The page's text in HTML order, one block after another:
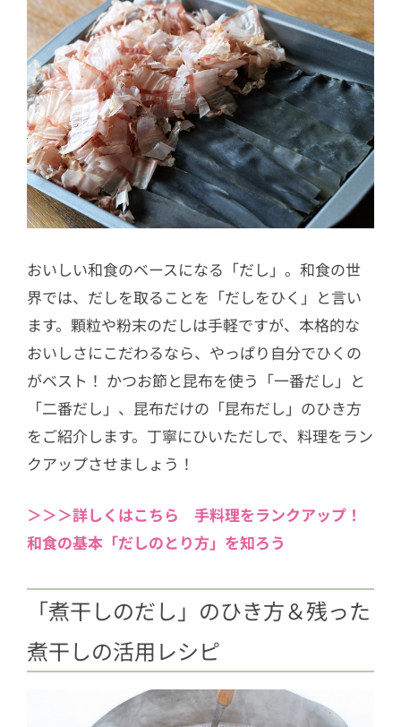
おいしい和食のベースになる「だし」。和食の世
界では、だしを取ることを「だしをひく」と言い
ます。顆粒や粉末のだしは手軽ですが、本格的な
おいしさにこだわるなら、やっぱり自分でひくの
がベスト！ かつお節と昆布を使う「一番だし」と
「二番だし」、昆布だけの「昆布だし」のひき方
をご紹介します。丁寧にひいただしで、料理をラン
クアップさせましょう！
＞＞＞詳しくはこちら 手料理をランクアップ！
和食の基本「だしのとり方」を知ろう
「煮干しのだし」のひき方＆残った
煮干しの活用レシピ